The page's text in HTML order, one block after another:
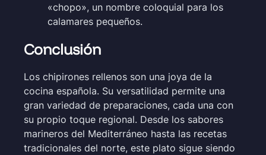
«chopo», un nombre coloquial para los
calamares pequeños.
Conclusión
Los chipirones rellenos son una joya de la
cocina española. Su versatilidad permite una
gran variedad de preparaciones, cada una con
su propio toque regional. Desde los sabores
marineros del Mediterráneo hasta las recetas
tradicionales del norte, este plato sigue siendo